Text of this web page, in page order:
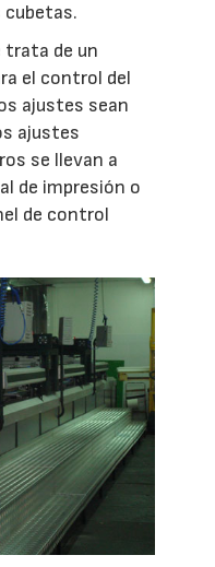
cubetas.
trata de un
el control del
ajustes sean
ajustes
se llevan a
de impresión o
de control